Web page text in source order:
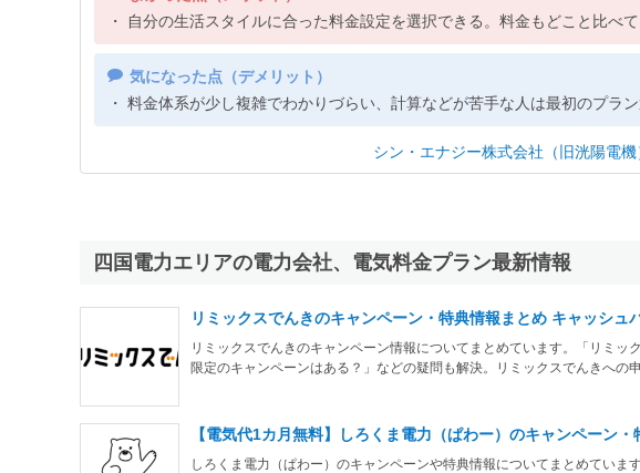
自分の生活スタイルに合った料金設定を選択できる。料金もどこと比べ
料金体系が少し複雑でわかりづらい、計算などが苦手な人は最初のプラ
シン・エナジー株式会社（旧洸陽電
四国電力エリアの電力会社、電気料金プラン最新情報
リミックスでんきのキャンペーン・特典情報まとめ キャッシュ
リミックスでんきのキャンペーン情報についてまとめています。「リミ
限定のキャンペーンはある？」などの疑問も解決。リミックスでんきへ
【電気代1カ月無料】しろくま電力（ぱわー）のキャンペーン・
しろくま電力（ぱわー）のキャンペーンや特典情報についてまとめてい